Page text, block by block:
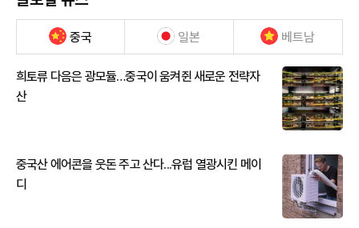
중국 일본 베트남
희토류 다음은 광모듈…중국이 움켜쥔 새로운 전략자
산
중국산 에어콘을 웃돈 주고 산다...유럽 열광시킨 메이
디